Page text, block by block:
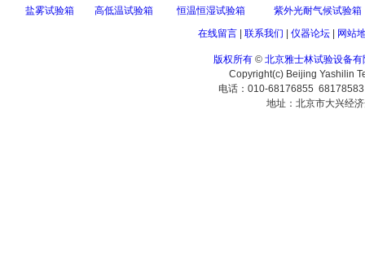
盐雾试验箱 高低温试验箱 恒温恒湿试验箱
紫外光耐气候试验箱
在线留言| 联系我们 仪器论坛| 网站
版权所有 © 北京雅士林试验设备有
Copyright(c) Beijing Yashilin
电话：010-68176855
地址：北京市大兴经